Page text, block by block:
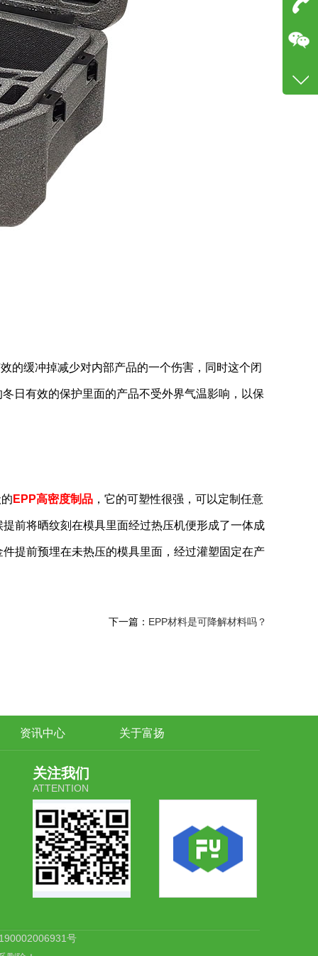
缓冲掉减少对内部产品的一个伤害，同时这个闭
日有效的保护里面的产品不受外界气温影响，以保
EPP高密度制品 ，它的可塑性很强，可以定制任意
前将晒纹刻在模具里面经过热压机便形成了一体成
提前预埋在未热压的模具里面，经过灌塑固定在产
下一篇： EPP材料是可降解材料吗？
资讯中心 关于富扬
关注我们
ATTENTION
号
181